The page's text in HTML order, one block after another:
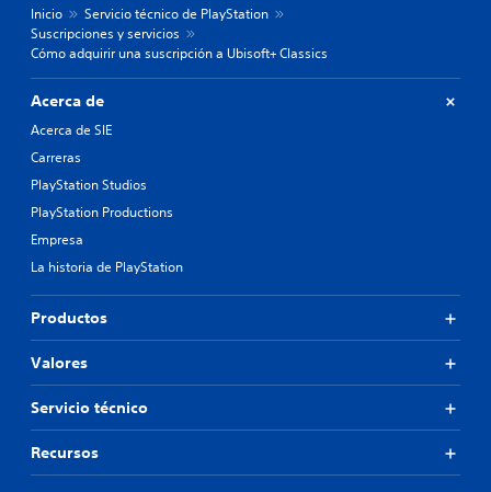
Inicio
Servicio técnico de PlayStation
Suscripciones y servicios
Cómo adquirir una suscripción a Ubisoft+ Classics
Acerca de
Acerca de SIE
Carreras
PlayStation Studios
PlayStation Productions
Empresa
La historia de PlayStation
Productos
Valores
Servicio técnico
Recursos